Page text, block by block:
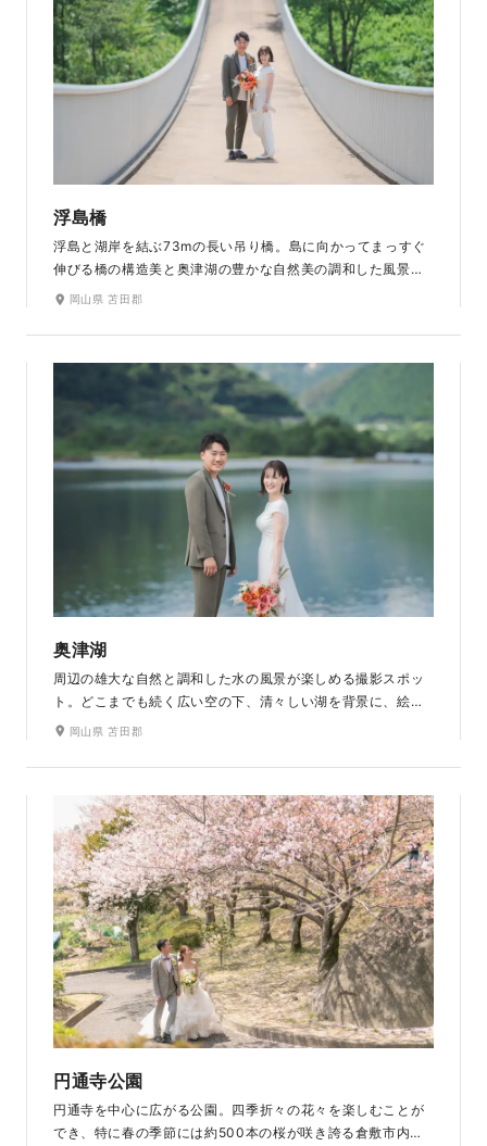
浮島橋
浮島と湖岸を結ぶ73mの長い吊り橋。島に向かってまっすぐ
伸びる橋の構造美と奥津湖の豊かな自然美の調和した風景は
この場所ならではの魅力。橋を渡った先には緑美しい芝生広
も。自然と人工物が共存する景色の中、まるで物語の中に迷
い込んだような感覚で非日常を堪能できます。
岡山県 苫田郡
奥津湖
周辺の雄大な自然と調和した水の風景が楽しめる撮影スポッ
ト。どこまでも続く広い空の下、清々しい湖を背景に、絵葉
書のような美しい写真を残すことができます。湖畔を散策し
岡山県 苫田郡
円通寺公園
円通寺を中心に広がる公園。四季折々の花々を楽しむことが
でき、特に春の季節には約500本の桜が咲き誇る倉敷市内で